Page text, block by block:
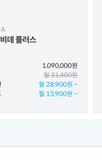
데 플러스
1,090,000원
월 31,400원
월 28,900원 ~
월 13,900원 ~